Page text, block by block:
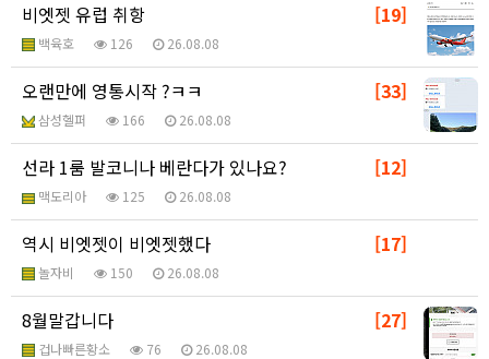
[19]
비엣젯 유럽 취항
백육호 126 26.08.08
[33]
오랜만에 영통시작 ?ㅋㅋ
삼성헬퍼 166 26.08.08
[12]
선라 1룸 발코니나 베란다가 있나요?
맥도리아 125 26.08.08
[17]
역시 비엣젯이 비엣젯했다
놀자비 150 26.08.08
[27]
8월말갑니다
겁나빠른황소 76 26.08.08